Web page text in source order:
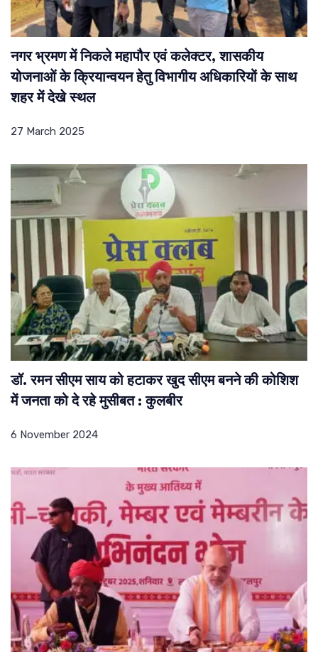
नगर भ्रमण में निकले महापौर एवं कलेक्टर, शासकीय
योजनाओं के क्रियान्वयन हेतु विभागीय अधिकारियों के साथ
शहर में देखे स्थल
27 March 2025
डॉ. रमन सीएम साय को हटाकर खुद सीएम बनने की कोशिश
में जनता को दे रहे मुसीबत : कुलबीर
6 November 2024